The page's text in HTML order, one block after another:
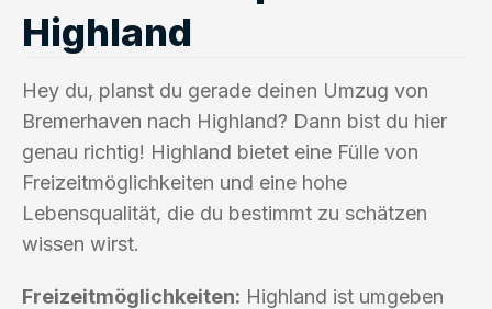
Highland
Hey du, planst du gerade deinen Umzug von
Bremerhaven nach Highland? Dann bist du hier
genau richtig! Highland bietet eine Fülle von
Freizeitmöglichkeiten und eine hohe
Lebensqualität, die du bestimmt zu schätzen
wissen wirst.
Freizeitmöglichkeiten: Highland ist umgeben